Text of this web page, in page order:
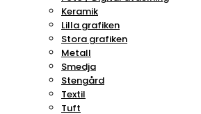
Keramik
Lilla grafiken
Stora grafiken
Metall
Smedja
Stengård
Textil
Tuft